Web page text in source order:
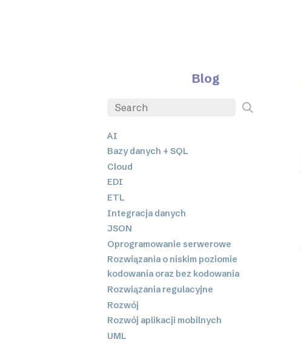
Blog
AI
Bazy danych + SQL
Cloud
EDI
ETL
Integracja danych
JSON
Oprogramowanie serwerowe
Rozwiązania o niskim poziomie
kodowania oraz bez kodowania
Rozwiązania regulacyjne
Rozwój
Rozwój aplikacji mobilnych
UML